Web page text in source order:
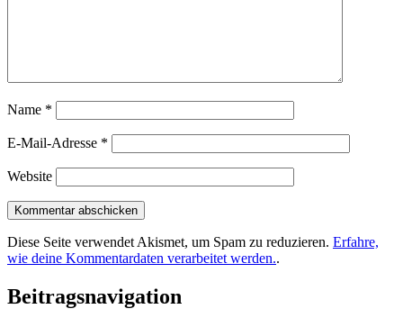
Name *
E-Mail-Adresse *
Website
Diese Seite verwendet Akismet, um Spam zu reduzieren. Erfahre,
wie deine Kommentardaten verarbeitet werden..
Beitragsnavigation